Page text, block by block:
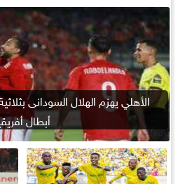
الأهلي يهزم الهلال السودانى
أبطال